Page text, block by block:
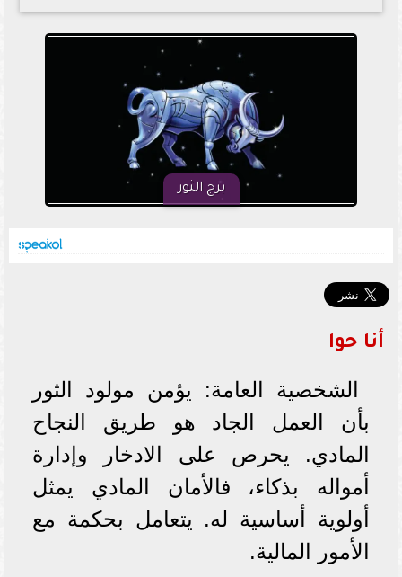
برج الثور
أنا حوا
الشخصية العامة: يؤمن مولود الثور
بأن العمل الجاد هو طريق النجاح
المادي. يحرص على الادخار وإدارة
أمواله بذكاء، فالأمان المادي يمثل
أولوية أساسية له. يتعامل بحكمة مع
الأمور المالية.